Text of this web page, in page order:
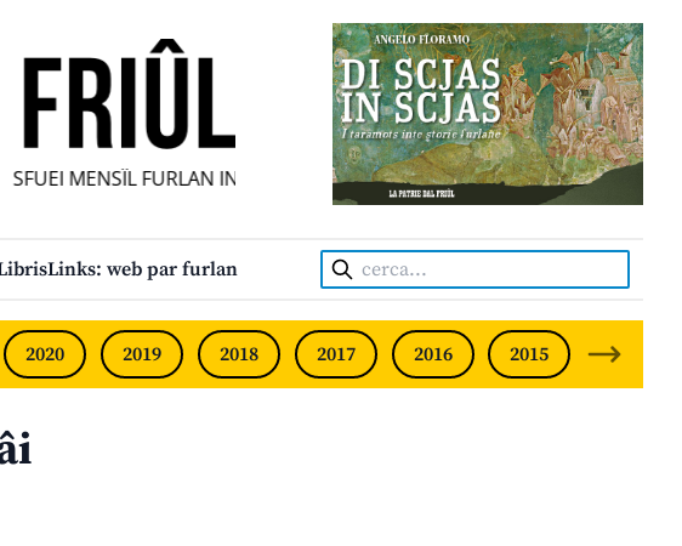
MENSÎL FURLAN INDIPENDENT • INDEPENDENT FRIULIAN MONTHLY
Links: web par furlan Cerca:
2020 2019 2018 2017 2016 2015 2014